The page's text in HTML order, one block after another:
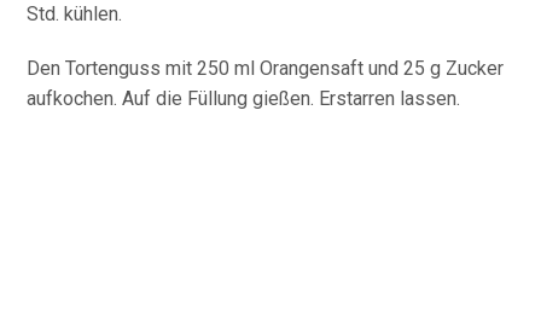
Std. kühlen.
Den Tortenguss mit 250 ml Orangensaft und 25 g Zucker
aufkochen. Auf die Füllung gießen. Erstarren lassen.